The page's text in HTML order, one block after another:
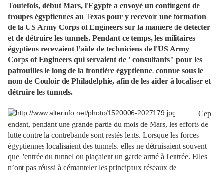
Toutefois, début Mars, l'Egypte a envoyé un contingent de
troupes égyptiennes au Texas pour y recevoir une formation
de la US Army Corps of Engineers sur la manière de détecter
et de détruire les tunnels. Pendant ce temps, les militaires
égyptiens recevaient l’aide de techniciens de l'US Army
Corps of Engineers qui servaient de "consultants" pour les
patrouilles le long de la frontière égyptienne, connue sous le
nom de Couloir de Philadelphie, afin de les aider à localiser et
détruire les tunnels.
Cep
endant, pendant une grande partie du mois de Mars, les efforts de
lutte contre la contrebande sont restés lents. Lorsque les forces
égyptiennes localisaient des tunnels, elles ne détruisaient souvent
que l'entrée du tunnel ou plaçaient un garde armé à l'entrée. Elles
n’ont pas réussi à démanteler les principaux réseaux de